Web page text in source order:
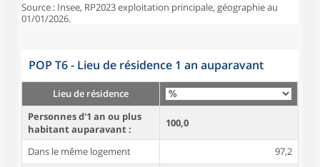
Source : Insee, RP2023 exploitation principale, géographie au
01/01/2026.
POP T6 - Lieu de résidence 1 an auparavant
Lieu de résidence
Personnes d'1 an ou plus
habitant auparavant :
100,0
Dans le même logement
97,2